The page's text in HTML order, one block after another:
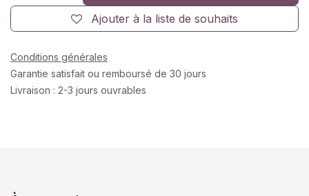
Ajouter à la liste de souhaits
Conditions générales
Garantie satisfait ou remboursé de 30 jours
Livraison : 2-3 jours ouvrables